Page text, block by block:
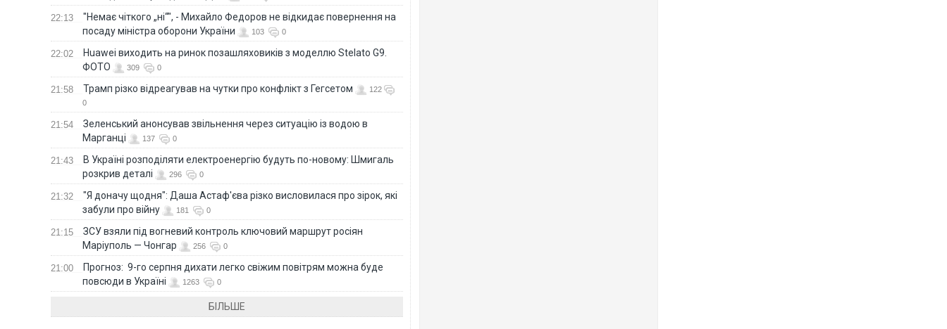
22:13
"Немає чіткого „ні“", - Михайло Федоров не відкидає повернення на
посаду міністра оборони України
103 0
22:02
Huawei виходить на ринок позашляховиків з моделлю Stelato G9.
ФОТО
309 0
21:58 Трамп різко відреагував на чутки про конфлікт з Гегсетом
122
0
21:54
Зеленський анонсував звільнення через ситуацію із водою в
Марганці
137 0
21:43
В Україні розподіляти електроенергію будуть по-новому: Шмигаль
розкрив деталі
296 0
21:32
"Я доначу щодня": Даша Астаф'єва різко висловилася про зірок, які
забули про війну
181 0
21:15
ЗСУ взяли під вогневий контроль ключовий маршрут росіян
Маріуполь — Чонгар
256 0
21:00
Прогноз: 9-го серпня дихати легко свіжим повітрям можна буде
повсюди в Україні
1263 0
БІЛЬШЕ